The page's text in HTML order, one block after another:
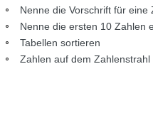
Nenne die Vorschrift für eine
Nenne die ersten 10 Zahlen
Tabellen sortieren
Zahlen auf dem Zahlenstrahl